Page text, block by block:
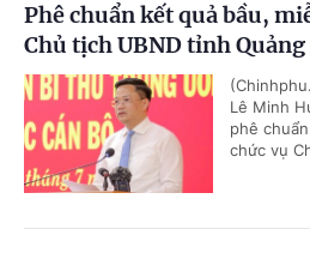
Phê chuẩn kết quả bầu,
Chủ tịch UBND tỉnh Quảng
Lê Minh
phê
chức vụ